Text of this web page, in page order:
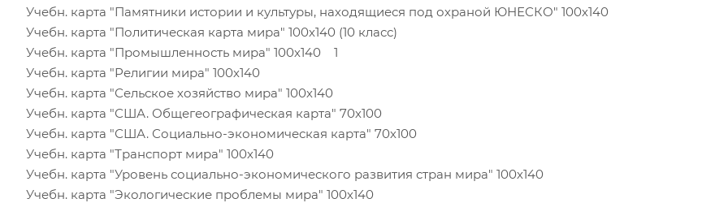
Учебн. карта "Памятники истории и культуры, находящиеся под охраной ЮНЕСКО" 100х140
Учебн. карта "Политическая карта мира" 100х140 (10 класс)
Учебн. карта "Промышленность мира" 100х140 1
Учебн. карта "Религии мира" 100х140
Учебн. карта "Сельское хозяйство мира" 100х140
Учебн. карта "США. Общегеографическая карта" 70х100
Учебн. карта "США. Социально-экономическая карта" 70х100
Учебн. карта "Транспорт мира" 100х140
Учебн. карта "Уровень социально-экономического развития стран мира" 100х140
Учебн. карта "Экологические проблемы мира" 100х140